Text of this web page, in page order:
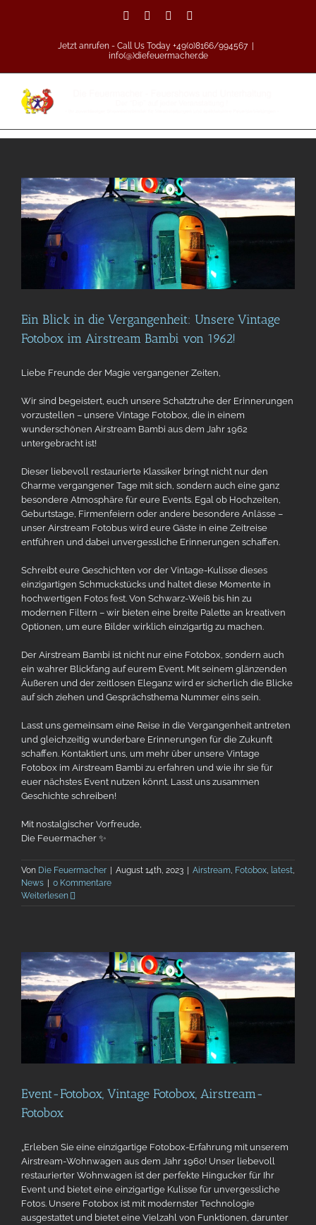
Facebook
Vimeo Pinterest
Jetzt anrufen - Call Us Today +49(0)8166/994567
info(@)diefeuermacher.de
Ein Blick in die Vergangenheit: Unsere Vintage
Fotobox im Airstream Bambi von 1962!
Liebe Freunde der Magie vergangener Zeiten,
Wir sind begeistert, euch unsere Schatztruhe der Erinnerungen
vorzustellen – unsere Vintage Fotobox, die in einem
wunderschönen Airstream Bambi aus dem Jahr 1962
untergebracht ist!
Dieser liebevoll restaurierte Klassiker bringt nicht nur den
Charme vergangener Tage mit sich, sondern auch eine ganz
besondere Atmosphäre für eure Events. Egal ob Hochzeiten,
Geburtstage, Firmenfeiern oder andere besondere Anlässe –
unser Airstream Fotobus wird eure Gäste in eine Zeitreise
entführen und dabei unvergessliche Erinnerungen schaffen.
Schreibt eure Geschichten vor der Vintage-Kulisse dieses
einzigartigen Schmuckstücks und haltet diese Momente in
hochwertigen Fotos fest. Von Schwarz-Weiß bis hin zu
modernen Filtern – wir bieten eine breite Palette an kreativen
Optionen, um eure Bilder wirklich einzigartig zu machen.
Der Airstream Bambi ist nicht nur eine Fotobox, sondern auch
ein wahrer Blickfang auf eurem Event. Mit seinem glänzenden
Äußeren und der zeitlosen Eleganz wird er sicherlich die Blicke
auf sich ziehen und Gesprächsthema Nummer eins sein.
Lasst uns gemeinsam eine Reise in die Vergangenheit antreten
und gleichzeitig wunderbare Erinnerungen für die Zukunft
schaffen. Kontaktiert uns, um mehr über unsere Vintage
Fotobox im Airstream Bambi zu erfahren und wie ihr sie für
euer nächstes Event nutzen könnt. Lasst uns zusammen
Geschichte schreiben!
Mit nostalgischer Vorfreude,
Die Feuermacher ✨
Von Die Feuermacher August 14th, 2023 Airstream, Fotobox, latest,
News
0 Kommentare
Weiterlesen
Event-Fotobox, Vintage Fotobox, Airstream-
Fotobox
„Erleben Sie eine einzigartige Fotobox-Erfahrung mit unserem
Airstream-Wohnwagen aus dem Jahr 1960! Unser liebevoll
restaurierter Wohnwagen ist der perfekte Hingucker für Ihr
Event und bietet eine einzigartige Kulisse für unvergessliche
Fotos. Unsere Fotobox ist mit modernster Technologie
ausgestattet und bietet eine Vielzahl von Funktionen, darunter